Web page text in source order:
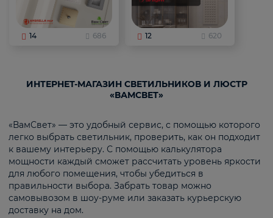
14 686 12 620
ИНТЕРНЕТ-МАГАЗИН СВЕТИЛЬНИКОВ И ЛЮСТР
«ВАМСВЕТ»
«ВамСвет» — это удобный сервис, с помощью которого
легко выбрать светильник, проверить, как он подходит
к вашему интерьеру. С помощью калькулятора
мощности каждый сможет рассчитать уровень яркости
для любого помещения, чтобы убедиться в
правильности выбора. Забрать товар можно
самовывозом в шоу-руме или заказать курьерскую
доставку на дом.